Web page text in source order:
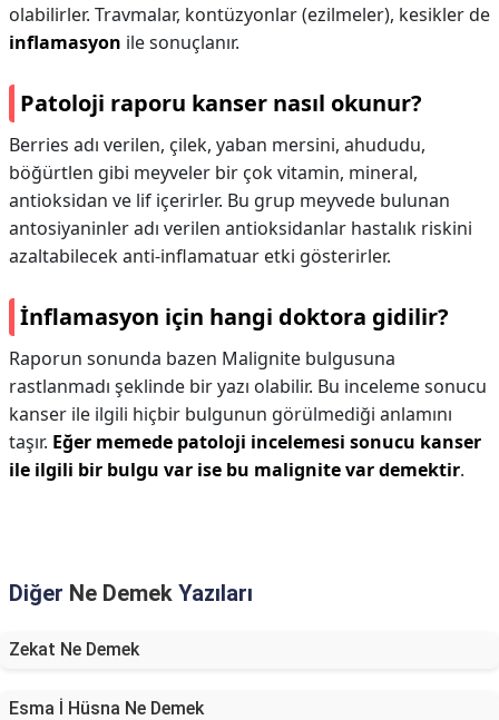
olabilirler. Travmalar, kontüzyonlar (ezilmeler), kesikler de
inflamasyon ile sonuçlanır.
Patoloji raporu kanser nasıl okunur?
Berries adı verilen, çilek, yaban mersini, ahududu,
böğürtlen gibi meyveler bir çok vitamin, mineral,
antioksidan ve lif içerirler. Bu grup meyvede bulunan
antosiyaninler adı verilen antioksidanlar hastalık riskini
azaltabilecek anti-inflamatuar etki gösterirler.
İnflamasyon için hangi doktora gidilir?
Raporun sonunda bazen Malignite bulgusuna
rastlanmadı şeklinde bir yazı olabilir. Bu inceleme sonucu
kanser ile ilgili hiçbir bulgunun görülmediği anlamını
taşır. Eğer memede patoloji incelemesi sonucu kanser
ile ilgili bir bulgu var ise bu malignite var demektir.
Diğer Ne Demek Yazıları
Zekat Ne Demek
Esma İ Hüsna Ne Demek